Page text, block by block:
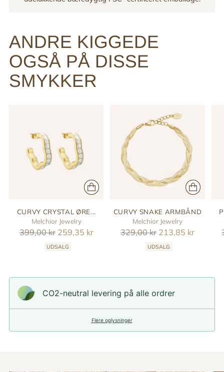
ANDRE KIGGEDE
OGSÅ PÅ DISSE
SMYKKER
CURVY CRYSTAL ØRE...
Melchior Jewelry
Reguler
399,00 kr 259,35 kr
UDSALG
CURVY SNAKE ARMBÅND
Melchior Jewelry
Reguler
329,00 kr 213,85 kr
UDSALG
CO2-neutral levering på alle ordrer
Flere oplysninger